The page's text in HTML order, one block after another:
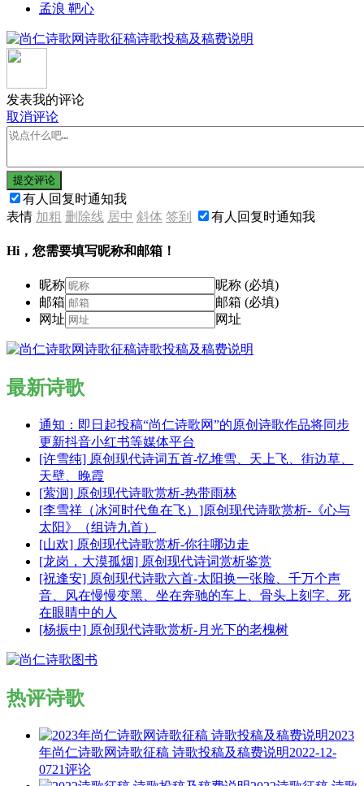
孟浪 靶心
发表我的评论
取消评论
提交评论
有人回复时通知我
表情 加粗 删除线 居中 斜体 签到 有人回复时通知我
Hi，您需要填写昵称和邮箱！
昵称
昵称 (必填)
邮箱
邮箱 (必填)
网址
网址
最新诗歌
通知：即日起投稿“尚仁诗歌网”的原创诗歌作品将同步
更新抖音小红书等媒体平台
[许雪纯] 原创现代诗词五首-忆堆雪、天上飞、街边草、
天壁、晚霞
[萦洄] 原创现代诗歌赏析-热带雨林
[李雪祥（冰河时代鱼在飞）]原创现代诗歌赏析-《心与
太阳》（组诗九首）
[山欢] 原创现代诗歌赏析-你往哪边走
[龙岗，大漠孤烟] 原创现代诗词赏析鉴赏
[祝逢安] 原创现代诗歌六首-太阳换一张脸、千万个声
音、风在慢慢变黑、坐在奔驰的车上、骨头上刻字、死
在眼睛中的人
[杨振中] 原创现代诗歌赏析-月光下的老槐树
热评诗歌
2023
年尚仁诗歌网诗歌征稿 诗歌投稿及稿费说明2022-12-
0721评论